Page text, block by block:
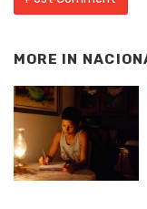
MORE IN